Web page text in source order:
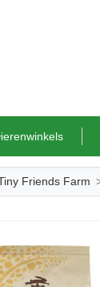
Friends Farm